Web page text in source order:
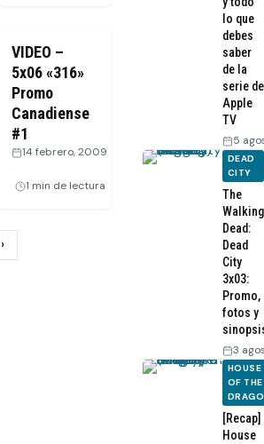
VIDEO –
5x06 «316»
Promo
Canadiense
#1
14 febrero, 2009
1 min de lectura
›
lo que
debes
saber
de la
serie de
Apple
TV
5
DEAD
CITY
The
Walking
Dead:
Dead
City
3x03:
Promo,
fotos y
3
HOUSE
OF THE
[Recap]
House